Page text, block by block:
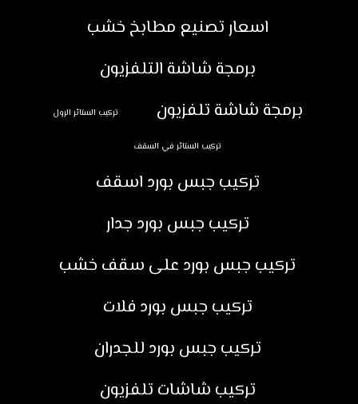
اسعار تصنيع مطابخ خشب
برمجة شاشة التلفزيون
برمجة شاشة تلفزيون
تركيب الستائر الرول
تركيب الستائر في السقف
تركيب جبس بورد اسقف
تركيب جبس بورد جدار
تركيب جبس بورد على سقف خشب
تركيب جبس بورد فلات
تركيب جبس بورد للجدران
تركيب شاشات تلفزيون